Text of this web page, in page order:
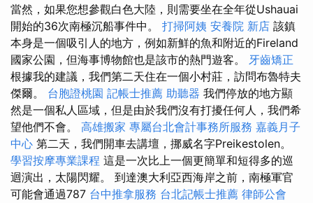
當然，如果您想參觀白色大陸，則需要坐在全年從Ushauai
開始的36次南極沉船事件中。 打掃阿姨 安養院 新店 該鎮
本身是一個吸引人的地方，例如新鮮的魚和附近的Fireland
國家公園，但海事博物館也是該市的熱門遊客。 牙齒矯正
根據我的建議，我們第二天住在一個小村莊，訪問布魯特夫
傑爾。 台胞證桃園 記帳士推薦 助聽器 我們停放的地方顯
然是一個私人區域，但是由於我們沒有打擾任何人，我們希
望他們不會。 高雄搬家 專屬台北會計事務所服務 嘉義月子
中心 第二天，我們開車去講壇，挪威名字Preikestolen。
學習按摩專業課程 這是一次比上一個更簡單和短得多的巡
迴演出，太陽閃耀。 到達澳大利亞西海岸之前，南極軍官
可能會通過787 台中推拿服務 台北記帳士推薦 律師公會